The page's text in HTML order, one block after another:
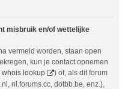
misbruik en/of wettelijke
vermeld worden, staan open
kun je contact opnemen
whois lookup
) of, als dit forum
nl.forums.cc, dotbb.be, enz.),